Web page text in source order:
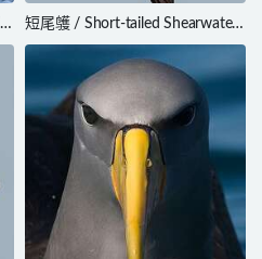
短尾鹱 / Short-tailed Shearwater
/ Ardenna tenuirostris